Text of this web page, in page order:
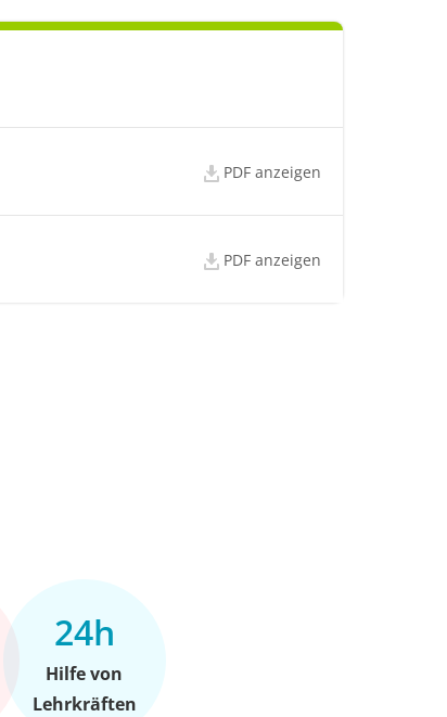
PDF anzeigen
PDF anzeigen
24h
Hilfe von
Lehrkräften